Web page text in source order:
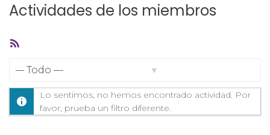
Actividades de los miembros
Lo sentimos, no hemos encontrado actividad. Por
favor, prueba un filtro diferente.